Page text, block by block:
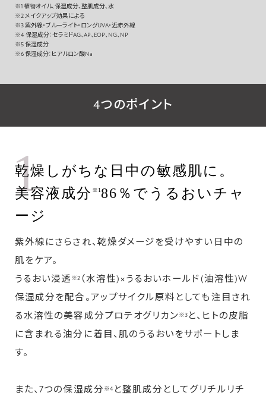
※1 植物オイル、保湿成分、整肌成分、水
※2 メイクアップ効果による
※3 紫外線・ブルーライト・ロングUVA・近赤外線
※4 保湿成分：セラミドAG、AP、EOP、NG、NP
※5 保湿成分
※6 保湿成分：ヒアルロン酸Na
4つのポイント
1
乾燥しがちな日中の敏感肌に。
美容液成分 ※186％でうるおいチャ
ージ
紫外線にさらされ、乾燥ダメージを受けやすい日中の
肌をケア。
うるおい浸透 ※2 （水溶性)×うるおいホールド(油溶性)W
保湿成分を配合。アップサイクル原料としても注目され
る水溶性の美容成分プロテオグリカン※3 と、ヒトの皮脂
に含まれる油分に着目、肌のうるおいをサポートしま
す。
また、7つの保湿成分 ※4と整肌成分としてグリチルリチ